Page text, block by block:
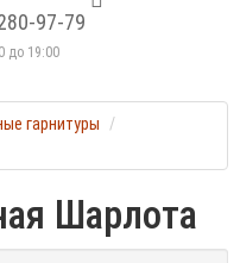
97-79
до 19:00
гарнитуры
Шарлота